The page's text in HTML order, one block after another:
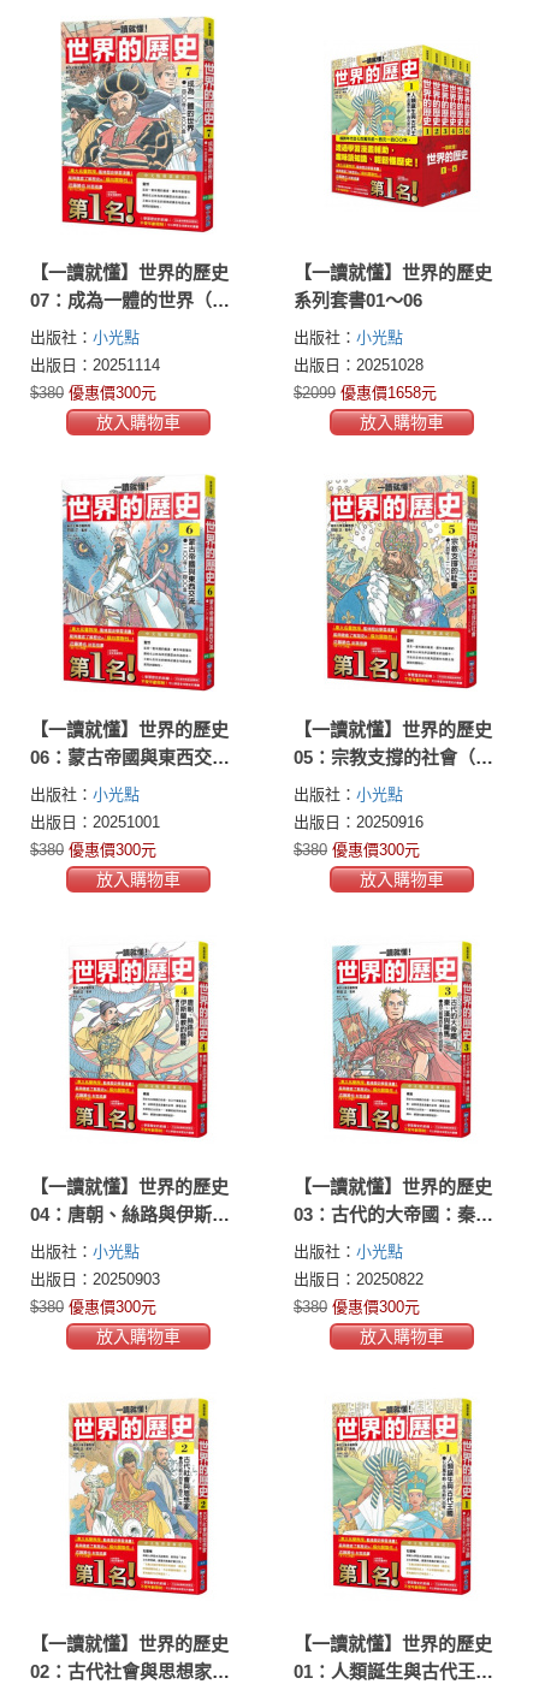
【一讀就懂】世界的歷史
07：成為一體的世界（一
四○○年～一六○○年）
出版社： 小光點
出版日：20251114
$380 優惠價300元
放入購物車
【一讀就懂】世界的歷史
系列套書01～06
出版社： 小光點
出版日：20251028
$2099 優惠價1658元
放入購物車
【一讀就懂】世界的歷史
06：蒙古帝國與東西交流
（一二〇〇年～一四〇〇
年）
出版社： 小光點
出版日：20251001
$380 優惠價300元
放入購物車
【一讀就懂】世界的歷史
05：宗教支撐的社會（八
百年～一二〇〇年）
出版社： 小光點
出版日：20250916
$380 優惠價300元
放入購物車
【一讀就懂】世界的歷史
04：唐朝、絲路與伊斯蘭
教的發展（四百年～八百
年）
出版社： 小光點
出版日：20250903
$380 優惠價300元
放入購物車
【一讀就懂】世界的歷史
03：古代的大帝國：秦、
漢與羅馬（西元前兩百年
～西元四百年）
出版社： 小光點
出版日：20250822
$380 優惠價300元
放入購物車
【一讀就懂】世界的歷史
02：古代社會與思想家
【一讀就懂】世界的歷史
01：人類誕生與古代王國